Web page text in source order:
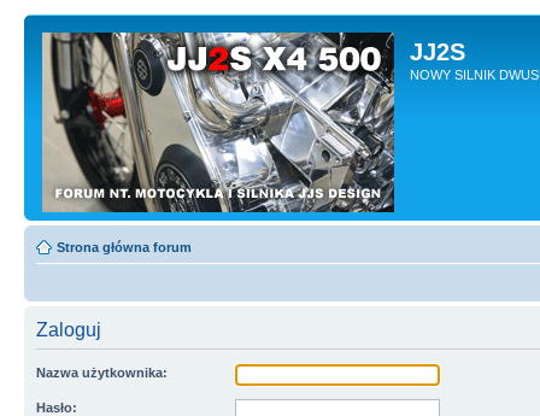
JJ2S
NOWY SILNIK
Strona główna forum
Zaloguj
Nazwa użytkownika:
Hasło: